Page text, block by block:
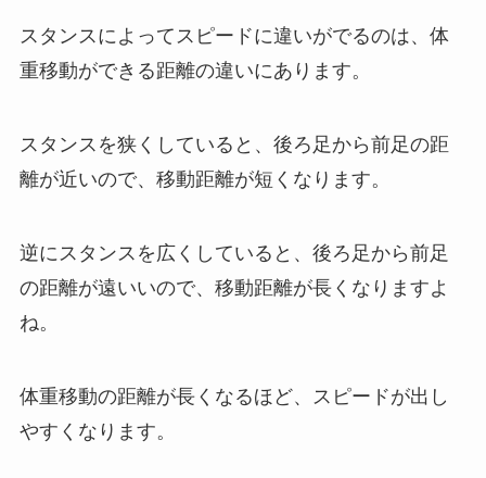
スタンスによってスピードに違いがでるのは、体
重移動ができる距離の違いにあります。
スタンスを狭くしていると、後ろ足から前足の距
離が近いので、移動距離が短くなります。
逆にスタンスを広くしていると、後ろ足から前足
の距離が遠いいので、移動距離が長くなりますよ
ね。
体重移動の距離が長くなるほど、スピードが出し
やすくなります。